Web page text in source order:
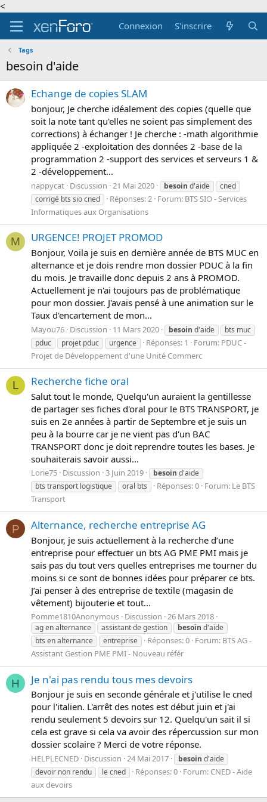
<
Connexion
S'inscrire
Tags
besoin d'aide
Echange de copies SLAM
bonjour, Je cherche idéalement des copies (quelle que
soit la note tant qu'elles ne soient pas simplement des
corrections) à échanger ! Je cherche : -math algorithmie
appliquée 2 -exploitation des données 2 -base de la
programmation 2 -support des services et serveurs 1 &
2 -développement...
nappycat Discussion 21 Mai 2020 besoin d'aide
cned
corrigé bts sio cned
Réponses: 2 Forum: BTS SIO - Services
Informatiques aux Organisations
M URGENCE! PROJET PROMOD
Bonjour, Voila je suis en dernière année de BTS MUC en
alternance et je dois rendre mon dossier PDUC à la fin
du mois. Je travaille donc depuis 2 ans à PROMOD.
Actuellement je n'ai toujours pas de problématique
pour mon dossier. J'avais pensé à une animation sur le
Taux d'encartement de mon...
Mayou76 Discussion 11 Mars 2020 besoin d'aide
bts muc
pduc
projet pduc urgence Réponses: 1 Forum: PDUC -
Projet de Développement d'une Unité Commerc
L Recherche fiche oral
Salut tout le monde, Quelqu'un auraient la gentillesse
de partager ses fiches d'oral pour le BTS TRANSPORT, je
suis en 2e années à partir de Septembre et je suis un
peu à la bourre car je ne vient pas d'un BAC
TRANSPORT donc je doit reprendre toutes les bases. Je
souhaiterais savoir aussi...
Lorie75 Discussion 3 Juin 2019 besoin d'aide
bts transport logistique
oral bts Réponses: 0 Forum: Le BTS
Transport
P Alternance, recherche entreprise AG
Bonjour, je suis actuellement à la recherche d’une
entreprise pour effectuer un bts AG PME PMI mais je
sais pas du tout vers quelles entreprises me tourner du
moins si ce sont de bonnes idées pour préparer ce bts.
J’ai penser à des entreprise de textile (magasin de
vêtement) bijouterie et tout...
Pomme1810Anonymous Discussion 26 Mars 2018
ag en alternance assistant de gestion besoin d'aide
bts en alternance
entreprise Réponses: 0 Forum: BTS AG -
Assistant Gestion PME PMI - Nouveau référ
H Je n'ai pas rendu tous mes devoirs
Bonjour je suis en seconde générale et j'utilise le cned
pour l'italien. L'arrêt des notes est début juin et j'ai
rendu seulement 5 devoirs sur 12. Quelqu'un sait il si
cela est grave si cela va avoir des répercussion sur mon
dossier scolaire ? Merci de votre réponse.
HELPLECNED Discussion 24 Mai 2017 besoin d'aide
devoir non rendu
le cned Réponses: 0 Forum: CNED - Aide
aux devoirs